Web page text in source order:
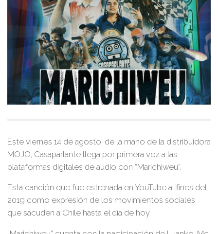
Este viernes 14 de agosto, de la mano de la distribuidora
MOJO, Casaparlante llega por primera vez a las
plataformas digitales de audio con “Marichiweu”.
Esta canción que fue estrenada en YouTube a fines del
2019 como expresión de los movimientos sociales
que sacuden a Chile hasta el día de hoy.